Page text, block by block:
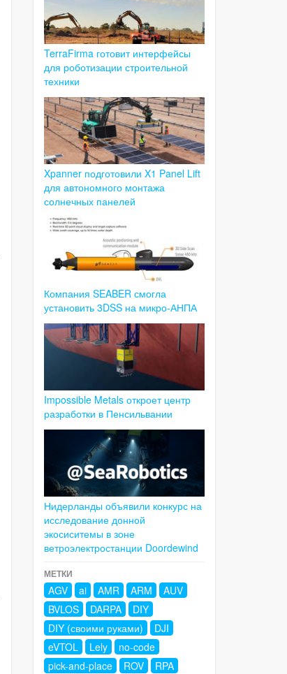
TerraFirma готовит интерфейсы
для роботизации строительной
техники
Xpanner подготовили X1 Panel Lift
для автономного монтажа
солнечных панелей
Компания SEABER смогла
установить 3DSS на микро-АНПА
Impossible Metals откроет центр
разработки в Пенсильвании
Нидерланды объявили конкурс на
исследование донной
экосиситемы в зоне
ветроэлектростанции Doordewind
МЕТКИ
AGV ai AMR ARM
AUV
BVLOS
DARPA
DIY
DIY (своими руками)
DJI
eVTOL
Lely
no-code
pick-and-place
ROV
RPA